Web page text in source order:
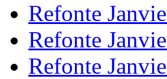
Refonte
Refonte
Refonte